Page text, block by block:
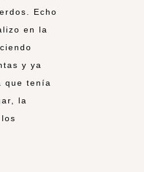
Echo
en la
y ya
que tenía
la